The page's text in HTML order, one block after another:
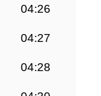
04:26
04:27
04:28